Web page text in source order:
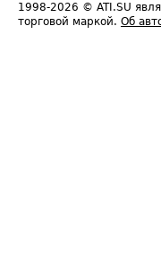
1998-2026 © ATI.SU
торговой маркой. Об